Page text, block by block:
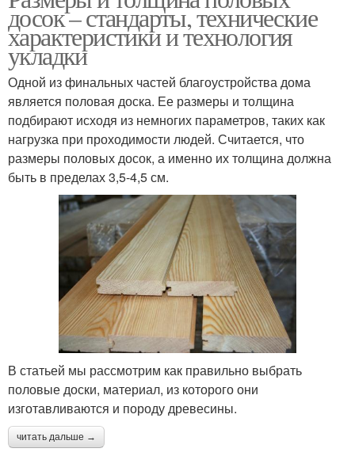
досок – стандарты, технические
характеристики и технология
укладки
Одной из финальных частей благоустройства дома
является половая доска. Ее размеры и толщина
подбирают исходя из немногих параметров, таких как
нагрузка при проходимости людей. Считается, что
размеры половых досок, а именно их толщина должна
быть в пределах 3,5-4,5 см.
В статьей мы рассмотрим как правильно выбрать
половые доски, материал, из которого они
изготавливаются и породу древесины.
читать дальше →